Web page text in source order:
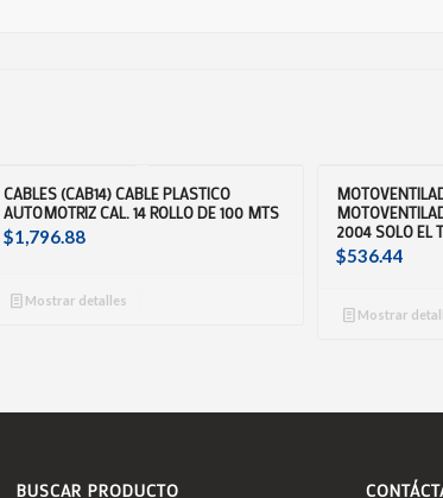
CABLES (CAB14) CABLE PLASTICO
AUTOMOTRIZ CAL. 14 ROLLO DE 100 MTS
$1,796.88
Mostrar detalles
2004 SOLO EL
$536.44
Mostrar
BUSCAR PRODUCTO